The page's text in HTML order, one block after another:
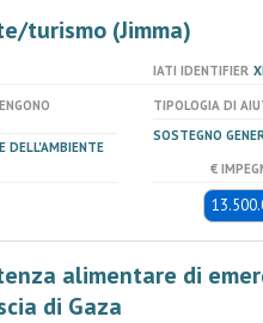
turismo (Jimma)
IATI IDENTIFIER
DELL'AMBIENTE
TIPOLOGIA DI
SOSTEGNO
€
alimentare di
di Gaza